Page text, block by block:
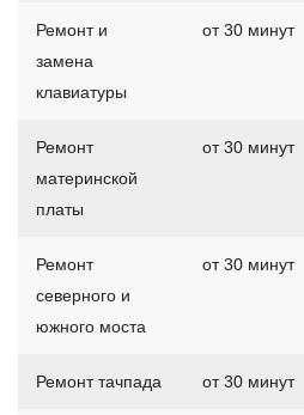
Ремонт и
замена
клавиатуры
от 30 минут
Ремонт
материнской
платы
от 30 минут
Ремонт
северного и
южного моста
от 30 минут
Ремонт тачпада от 30 минут